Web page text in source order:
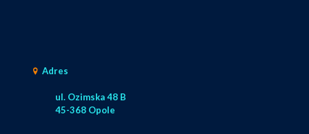
Adres
ul. Ozimska 48 B
45-368 Opole